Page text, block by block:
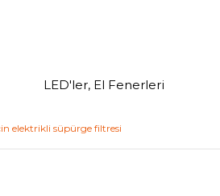
LED'ler, El Fenerleri
elektrikli süpürge filtresi